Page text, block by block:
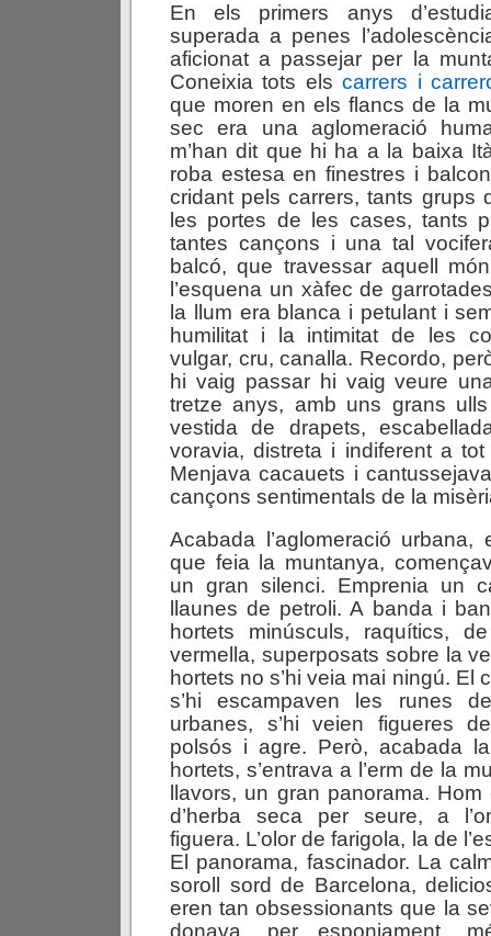
En els primers anys
superada a penes
aficionat a passejar per la
Coneixia tots elscarrers i
que moren en els flancs de la
sec era una aglomeració
m’han dit que hi ha a la baixa
roba estesa en finestres i
cridant pels carrers, tants grups
les portes de les cases, tants
tantes cançons i una tal
balcó, que travessar aquell
l’esquena un xàfec de
la llum era blanca i petulant i
humilitat i la intimitat de les
vulgar, cru, canalla. Recordo,
hi vaig passar hi vaig veure
tretze anys, amb uns grans
vestida de drapets,
voravia, distreta i indiferent a
Menjava cacauets i
cançons sentimentals de la
Acabada l’aglomeració
que feia la muntanya,
un gran silenci. Emprenia un
llaunes de petroli. A banda i
hortets minúsculs, raquítics,
vermella, superposats sobre la
hortets no s’hi veia mai ningú. El
s’hi escampaven les runes
urbanes, s’hi veien figueres
polsós i agre. Però, acabada
hortets, s’entrava a l’erm de la
llavors, un gran panorama.
d’herba seca per seure, a
figuera. L’olor de farigola, la de
El panorama, fascinador. La
soroll sord de Barcelona,
eren tan obsessionants que la
donava, per esponjament,